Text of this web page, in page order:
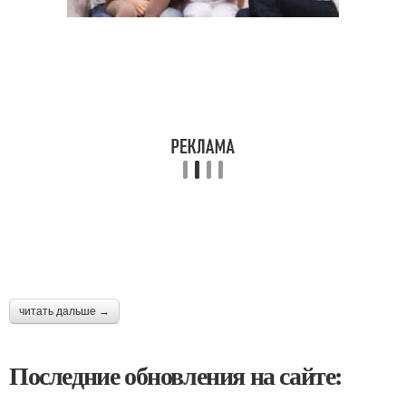
читать дальше →
Последние обновления на сайте: